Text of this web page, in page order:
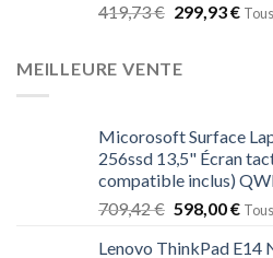
419,73€ 299,93€
MEILLEURE VENTE
Micorosoft Surface
256ssd 13,5" Écran
compatible inclus)
709,42€ 598,00€
Lenovo ThinkPad